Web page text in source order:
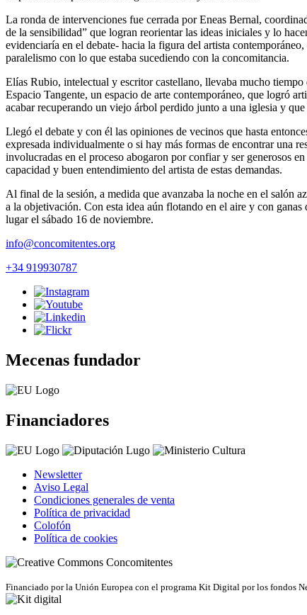
La ronda de intervenciones fue cerrada por Eneas Bernal,
de la sensibilidad” que logran reorientar las ideas iniciales y lo
evidenciaría en el debate- hacia la figura del artista
paralelismo con lo que estaba sucediendo con la concomitancia.
Elías Rubio, intelectual y escritor castellano, llevaba mucho
Espacio Tangente, un espacio de arte contemporáneo, que logró
acabar recuperando un viejo árbol perdido junto a una iglesia y
Llegó el debate y con él las opiniones de vecinos que hasta
expresada individualmente o si hay más formas de encontrar una
involucradas en el proceso abogaron por confiar y ser generosos
capacidad y buen entendimiento del artista de estas demandas.
Al final de la sesión, a medida que avanzaba la noche en el salón
a la objetivación. Con esta idea aún flotando en el aire y con
lugar el sábado 16 de noviembre.
info@concomitentes.org
+34 919930787
Mecenas fundador
Financiadores
Newsletter
Aviso Legal
Condiciones generales de venta
Política de privacidad
Colofón
Política de cookies
Concomitentes
Financiado por la Unión Europea con el programa Kit Digital por los fondos